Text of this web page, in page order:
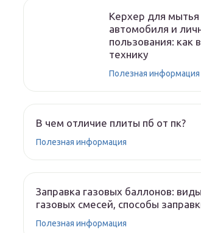
Керхер для мытья
автомобиля и
пользования: как
технику
Полезная информация
В чем отличие плиты пб от пк?
Полезная информация
Заправка газовых баллонов: виды
газовых смесей, способы
Полезная информация